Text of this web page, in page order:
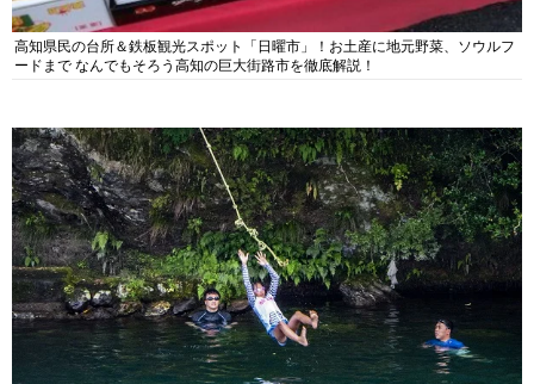
高知県民の台所＆鉄板観光スポット「日曜市」！お土産に地元野菜、ソウルフ
ードまで なんでもそろう高知の巨大街路市を徹底解説！